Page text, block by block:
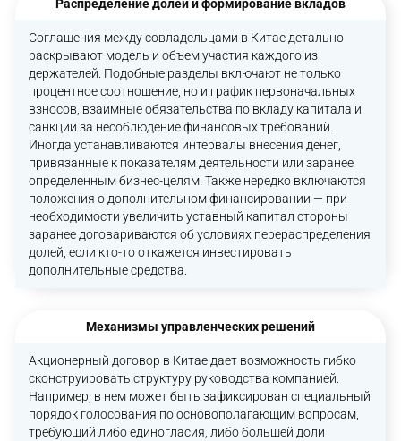
Распределение долей и формирование вкладов
Соглашения между совладельцами в Китае детально
раскрывают модель и объем участия каждого из
держателей. Подобные разделы включают не только
процентное соотношение, но и график первоначальных
взносов, взаимные обязательства по вкладу капитала и
санкции за несоблюдение финансовых требований.
Иногда устанавливаются интервалы внесения денег,
привязанные к показателям деятельности или заранее
определенным бизнес-целям. Также нередко включаются
положения о дополнительном финансировании — при
необходимости увеличить уставный капитал стороны
заранее договариваются об условиях перераспределения
долей, если кто-то откажется инвестировать
дополнительные средства.
Механизмы управленческих решений
Акционерный договор в Китае дает возможность гибко
сконструировать структуру руководства компанией.
Например, в нем может быть зафиксирован специальный
порядок голосования по основополагающим вопросам,
требующий либо единогласия, либо большей доли